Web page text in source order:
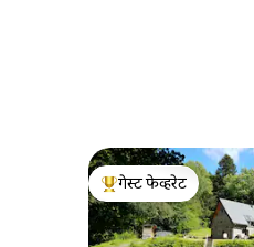
टॉप गेस्ट फेव्हरेट
गेस्ट फेव्हरेट